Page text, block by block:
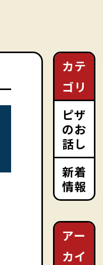
カテ
ゴリ
ピザ
のお
話し
新着
情報
アー
カイ